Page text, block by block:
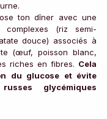
ton dîner avec une
(riz semi-
douce) associés à
(œuf, poisson blanc,
riches en fibres. Cela
du glucose et évite
glycémiques